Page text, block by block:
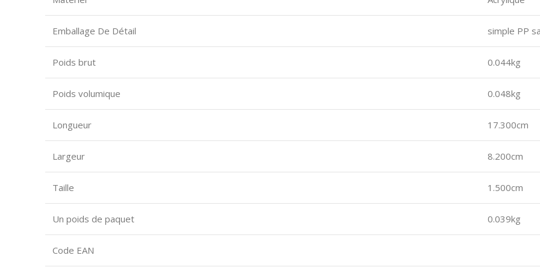
Emballage De Détail simple PP
Poids brut 0.044kg
Poids volumique 0.048kg
Longueur 17.300cm
Largeur 8.200cm
Taille 1.500cm
Un poids de paquet 0.039kg
Code EAN